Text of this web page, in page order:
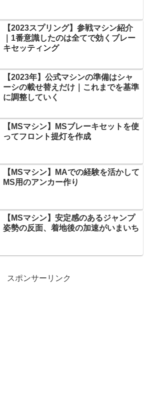
【2023スプリング】参戦マシン紹介
｜1番意識したのは全てで効くブレー
キセッティング
【2023年】公式マシンの準備はシャ
ーシの載せ替えだけ｜これまでを基準
に調整していく
【MSマシン】MSブレーキセットを使
ってフロント提灯を作成
【MSマシン】MAでの経験を活かして
MS用のアンカー作り
【MSマシン】安定感のあるジャンプ
姿勢の反面、着地後の加速がいまいち
スポンサーリンク